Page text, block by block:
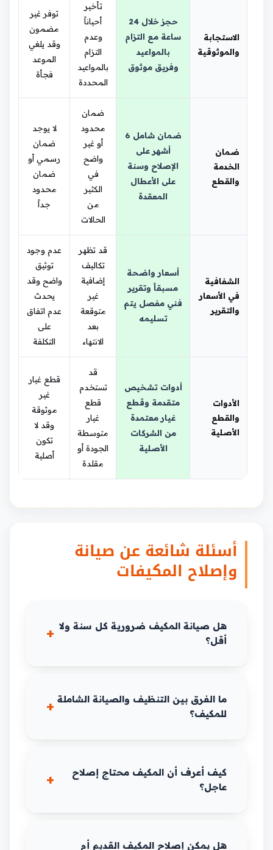
الاستجابة
والموثوقية
حجز خلال 24
ساعة مع التزام
بالمواعيد
وفريق موثوق
تأخير
أحياناً
وعدم
التزام
بالمواعيد
المحددة
توفر غير
مضمون
وقد يلغي
الموعد
فجأة
ضمان
الخدمة
والقطع
ضمان شامل 6
أشهر على
الإصلاح وسنة
على الأعطال
المعقدة
ضمان
محدود
أو غير
واضح
في
الكثير
من
الحالات
لا يوجد
ضمان
رسمي أو
ضمان
محدود
جداً
الشفافية
في الأسعار
والتقرير
أسعار واضحة
مسبقاً وتقرير
فني مفصل يتم
تسليمه
قد تظهر
تكاليف
إضافية
غير
متوقعة
بعد
الانتهاء
عدم وجود
توثيق
واضح وقد
يحدث
عدم اتفاق
على
التكلفة
الأدوات
والقطع
الأصلية
أدوات تشخيص
متقدمة وقطع
غيار معتمدة
من الشركات
الأصلية
قد
تستخدم
قطع
غيار
متوسطة
الجودة أو
مقلدة
قطع غيار
غير
موثوقة
وقد لا
تكون
أصلية
أسئلة شائعة عن صيانة
وإصلاح المكيفات
هل صيانة المكيف ضرورية كل سنة ولا
أقل؟
ما الفرق بين التنظيف والصيانة الشاملة
للمكيف؟
كيف أعرف أن المكيف محتاج إصلاح
عاجل؟
هل يمكن إصلاح المكيف القديم أم